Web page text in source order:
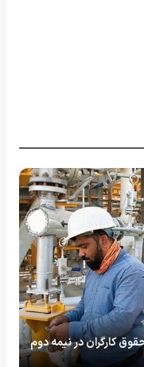
کارگران در نیمه دوم